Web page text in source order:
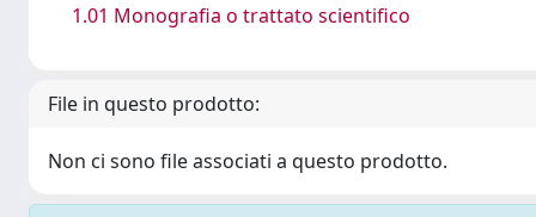
1.01 Monografia o trattato scientifico
File in questo prodotto:
Non ci sono file associati a questo prodotto.